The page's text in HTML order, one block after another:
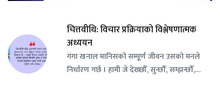
चित्तवीथि: विचार प्रक्रियाको विश्लेषणात्मक
अध्ययन
गंगा खनाल मानिसको सम्पूर्ण जीवन उसको मनले
निर्धारण गर्छ । हामी जे देख्छौँ, सुन्छौँ, सम्झन्छौँ,…